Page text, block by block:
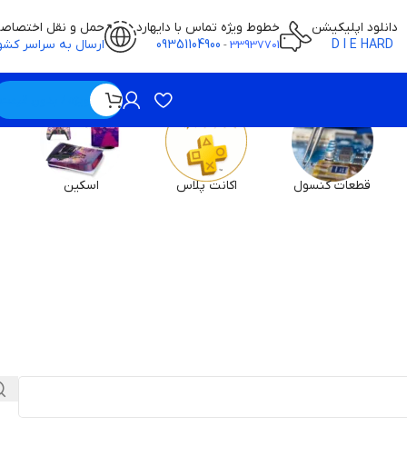
دانلود اپلیکیشن
خطوط ویژه تماس با دایهارد
33937701
-
09351104900
حمل و نقل
ارسال به سراسر
قطعات کنسول اکانت پلاس اسکین